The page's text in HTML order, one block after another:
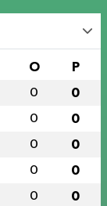
O P
0 0
0 0
0 0
0 0
0 0